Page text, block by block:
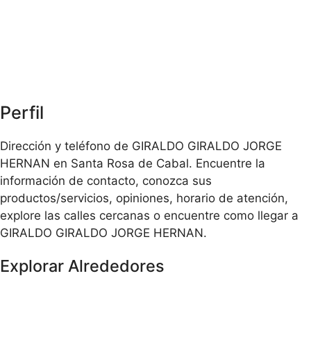
Perfil
Dirección y teléfono de GIRALDO GIRALDO JORGE
HERNAN en Santa Rosa de Cabal. Encuentre la
información de contacto, conozca sus
productos/servicios, opiniones, horario de atención,
explore las calles cercanas o encuentre como llegar a
GIRALDO GIRALDO JORGE HERNAN.
Explorar Alrededores